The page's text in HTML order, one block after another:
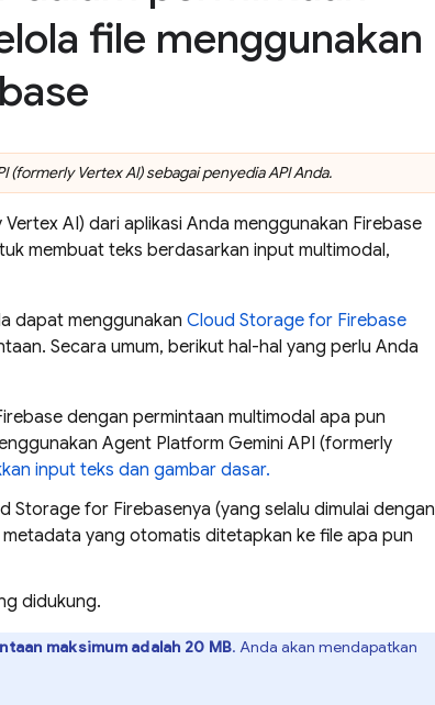
file menggunakan
(formerly Vertex AI)sebagai penyedia API Anda.
Vertex AI) dari aplikasi Anda menggunakan Firebase
membuat teks berdasarkan input multimodal,
dapat menggunakan Cloud Storage for Firebase
Secara umum, berikut hal-hal yang perlu Anda
dengan permintaan multimodal apa pun
Agent Platform Gemini API (formerly
input teks dan gambar dasar.
Storage for Firebasenya (yang selalu dimulai dengan
yang otomatis ditetapkan ke file apa pun
didukung.
maksimum adalah 20 MB. Anda akan mendapatkan